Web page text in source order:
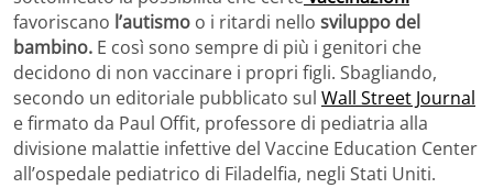
favoriscano l’autismo o i ritardi nello sviluppo del
bambino. E così sono sempre di più i genitori che
decidono di non vaccinare i propri figli. Sbagliando,
secondo un editoriale pubblicato sul Wall Street Journal
e firmato da Paul Offit, professore di pediatria alla
divisione malattie infettive del Vaccine Education Center
all’ospedale pediatrico di Filadelfia, negli Stati Uniti.